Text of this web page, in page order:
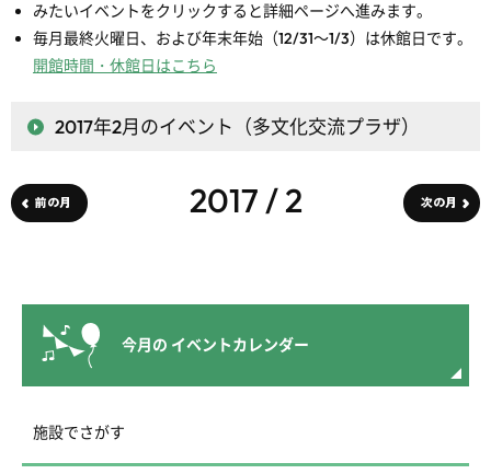
みたいイベントをクリックすると詳細ページへ進みます。
毎月最終火曜日、および年末年始（12/31～1/3）は休館日です。
開館時間・休館日はこちら
2017年2月のイベント（多文化交流プラザ）
前の月 2017 / 2 次の月
今月の イベントカレンダー
施設でさがす